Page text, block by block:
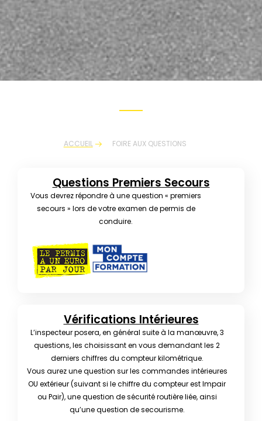
ACCUEIL FOIRE AUX QUESTIONS
Questions Premiers Secours
Vous devrez répondre à une question « premiers
secours » lors de votre examen de permis de
conduire.
Vérifications Intérieures
L’inspecteur posera, en général suite à la manœuvre, 3
questions, les choisissant en vous demandant les 2
derniers chiffres du compteur kilométrique.
Vous aurez une question sur les commandes intérieures
OU extérieur (suivant si le chiffre du compteur est Impair
ou Pair), une question de sécurité routière liée, ainsi
qu’une question de secourisme.